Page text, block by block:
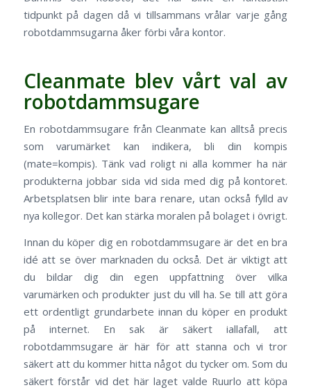
tidpunkt på dagen då vi tillsammans vrålar varje gång
robotdammsugarna åker förbi våra kontor.
Cleanmate blev vårt val av
robotdammsugare
En robotdammsugare från Cleanmate kan alltså precis
som varumärket kan indikera, bli din kompis
(mate=kompis). Tänk vad roligt ni alla kommer ha när
produkterna jobbar sida vid sida med dig på kontoret.
Arbetsplatsen blir inte bara renare, utan också fylld av
nya kollegor. Det kan stärka moralen på bolaget i övrigt.
Innan du köper dig en robotdammsugare är det en bra
idé att se över marknaden du också. Det är viktigt att
du bildar dig din egen uppfattning över vilka
varumärken och produkter just du vill ha. Se till att göra
ett ordentligt grundarbete innan du köper en produkt
på internet. En sak är säkert iallafall, att
robotdammsugare är här för att stanna och vi tror
säkert att du kommer hitta något du tycker om. Som du
säkert förstår vid det här laget valde Ruurlo att köpa